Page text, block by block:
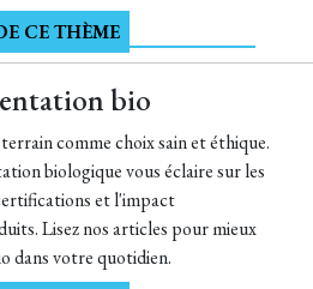
CE THÈME
bio
comme choix sain et éthique.
biologique vous éclaire sur les
et l'impact
Lisez nos articles pour mieux
dans votre quotidien.